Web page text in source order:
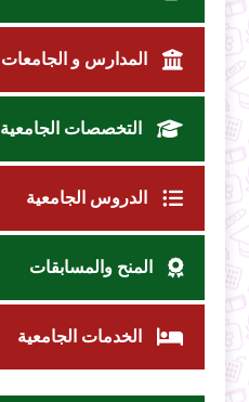
المدارس و الجامعات
التخصصات الجامعية
الدروس الجامعية
المنح والمسابقات
الخدمات الجامعية